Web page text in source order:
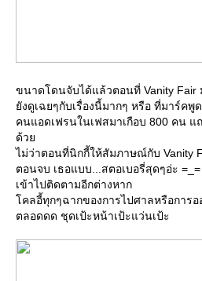
ขนาดโดนจับได้แล้วตอนที่ Vanity
งดูเฉยๆกับเรื่องนี้มากๆ หรือ ที่มาร์คพู
คนแอดเฟรนในเฟสมาเกือบ 800 คน แ
ด้ว
ไม่ว่าตอนที่นิกกี้ให้สัมภาษณ์กับ Vanity
ตอนจบ เธอแบบ...สตอเบอรี่สุดๆอ่ะ
เข้าไปติดตามอีกต่างหาก
คลอี้ทุกๆฉากของการไปศาลหรือการอ
ตลอดดด ชุดเป้ะหน้าเป้ะแว่นเป้ะ